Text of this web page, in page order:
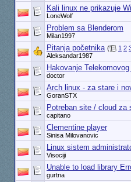
Kali linux ne prikazuje
LoneWolf
Problem sa Blenderom
Milan1997
Pitanja početnika ( 1 2
Aleksandar1987
Hakovanje
doctor
Arch linux - za stare i
GoranSTX
Potreban site / cloud za
capitano
Clementine player
Sinisa Milovanovic
Linux sistem
Visociji
Unable to load library
gurtna